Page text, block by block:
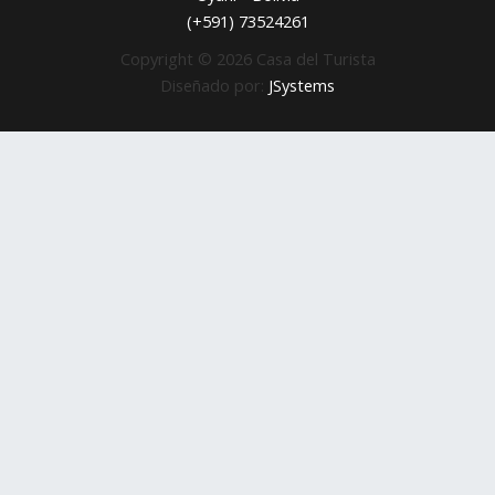
(+591) 73524261
Copyright © 2026 Casa del Turista
Diseñado por: JSystems